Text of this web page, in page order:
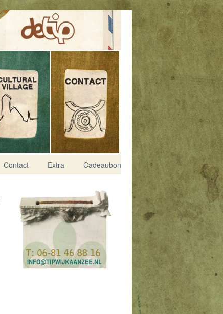
Contact Extra Cadeaubon